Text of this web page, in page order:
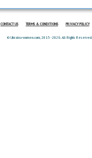
CONTACT US TERMS & CONDITIONS PRIVACY POLICY
© Ukraina-women.com, 2015 - 2026. All Rights Reserved.